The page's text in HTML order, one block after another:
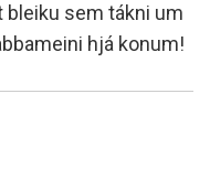
sem tákni um
hjá konum!